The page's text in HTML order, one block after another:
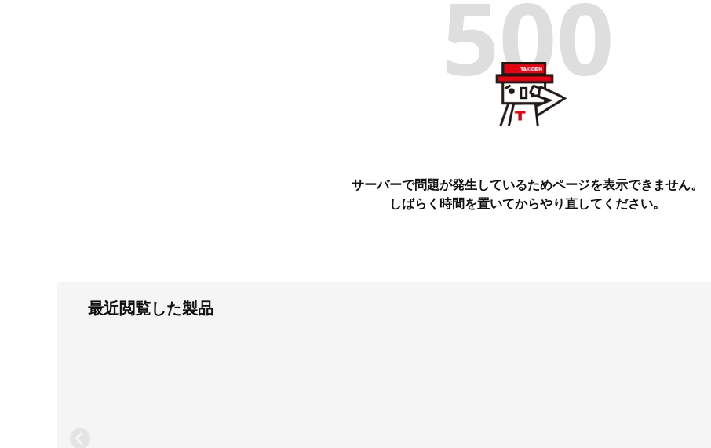
500
サーバーで問題が発生しているためページを表示できません。
しばらく時間を置いてからやり直してください。
最近閲覧した製品